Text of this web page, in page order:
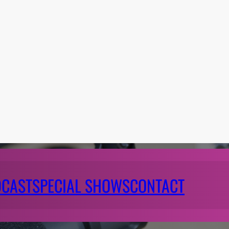
SPECIAL SHOWSCONTACT